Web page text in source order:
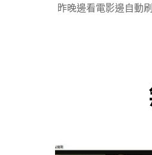
昨晚邊看電影邊自動